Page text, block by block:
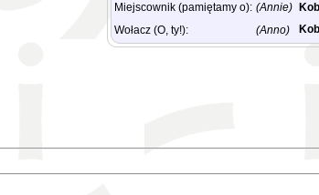
Miejscownik (pamiętamy o): (Annie)
Wołacz (O, ty!):
(Anno)